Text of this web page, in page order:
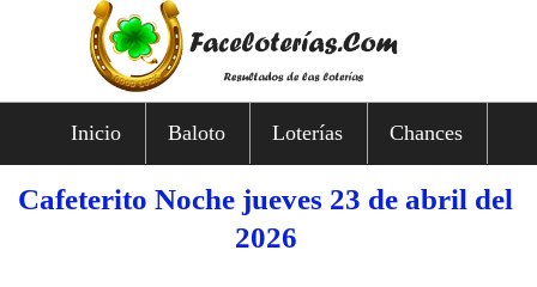
Inicio Baloto Loterías Chances
Cafeterito Noche jueves 23 de abril del
2026